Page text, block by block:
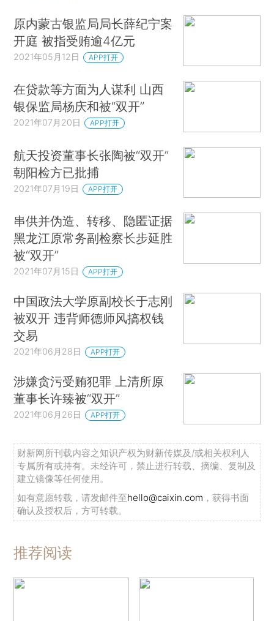
原内蒙古银监局局长薛纪宁案
开庭 被指受贿逾4亿元
2021年05月12日 APP打开
在贷款等方面为人谋利 山西
银保监局杨庆和被“双开”
2021年07月20日 APP打开
航天投资董事长张陶被“双开”
朝阳检方已批捕
2021年07月19日 APP打开
串供并伪造、转移、隐匿证据
黑龙江原常务副检察长步延胜
被“双开”
2021年07月15日 APP打开
中国政法大学原副校长于志刚
被双开 违背师德师风搞权钱
交易
2021年06月28日 APP打开
涉嫌贪污受贿犯罪 上清所原
董事长许臻被“双开”
2021年06月26日 APP打开
财新网所刊载内容之知识产权为财新传媒及/或相关权利人
专属所有或持有。未经许可，禁止进行转载、摘编、复制及
建立镜像等任何使用。
如有意愿转载，请发邮件至hello@caixin.com ，获得书面
确认及授权后，方可转载。
推荐阅读